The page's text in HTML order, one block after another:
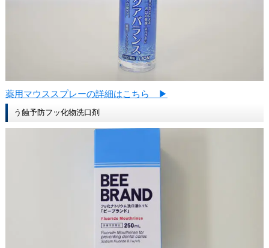
薬用マウススプレーの詳細はこちら ▶
う蝕予防フッ化物洗口剤